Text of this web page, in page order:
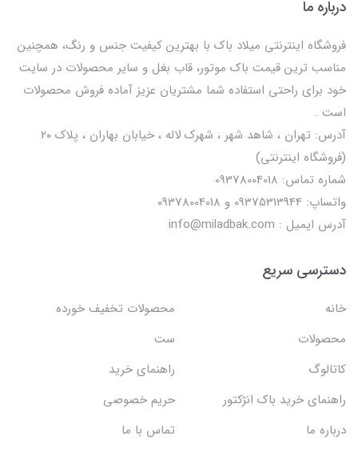
درباره ما
فروشگاه اینترنتی میلاد باک با بهترین کیفیت جنس و رنگ، همچنین
مناسب ترین قیمت باک موتور، قاب بغل و سایر محصولات در سایت
خود برای راحتی استفاده شما مشتریان عزیز آماده فروش محصولات
است .
آدرس: تهران ، شاهد شهر ، شهرک لاله ، خیابان بهاران ، پلاک ۲۰
(فروشگاه اینترنتی)
شماره تماس: 09378004018
واتساپ: 09375313944 و 09378004018
آدرس ایمیل : info@miladbak.com
دسترسی سریع
خانه
محصولات تخفیف خورده
محصولات
ست
کاتالوگ
راهنمای خرید
راهنمای خرید باک انژکتور
حریم خصوصی
درباره ما
تماس با ما